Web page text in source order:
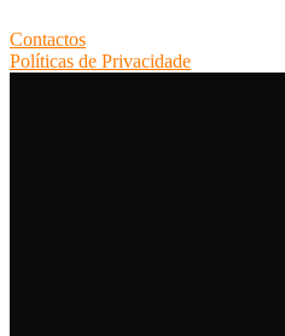
Contactos
Políticas de Privacidade